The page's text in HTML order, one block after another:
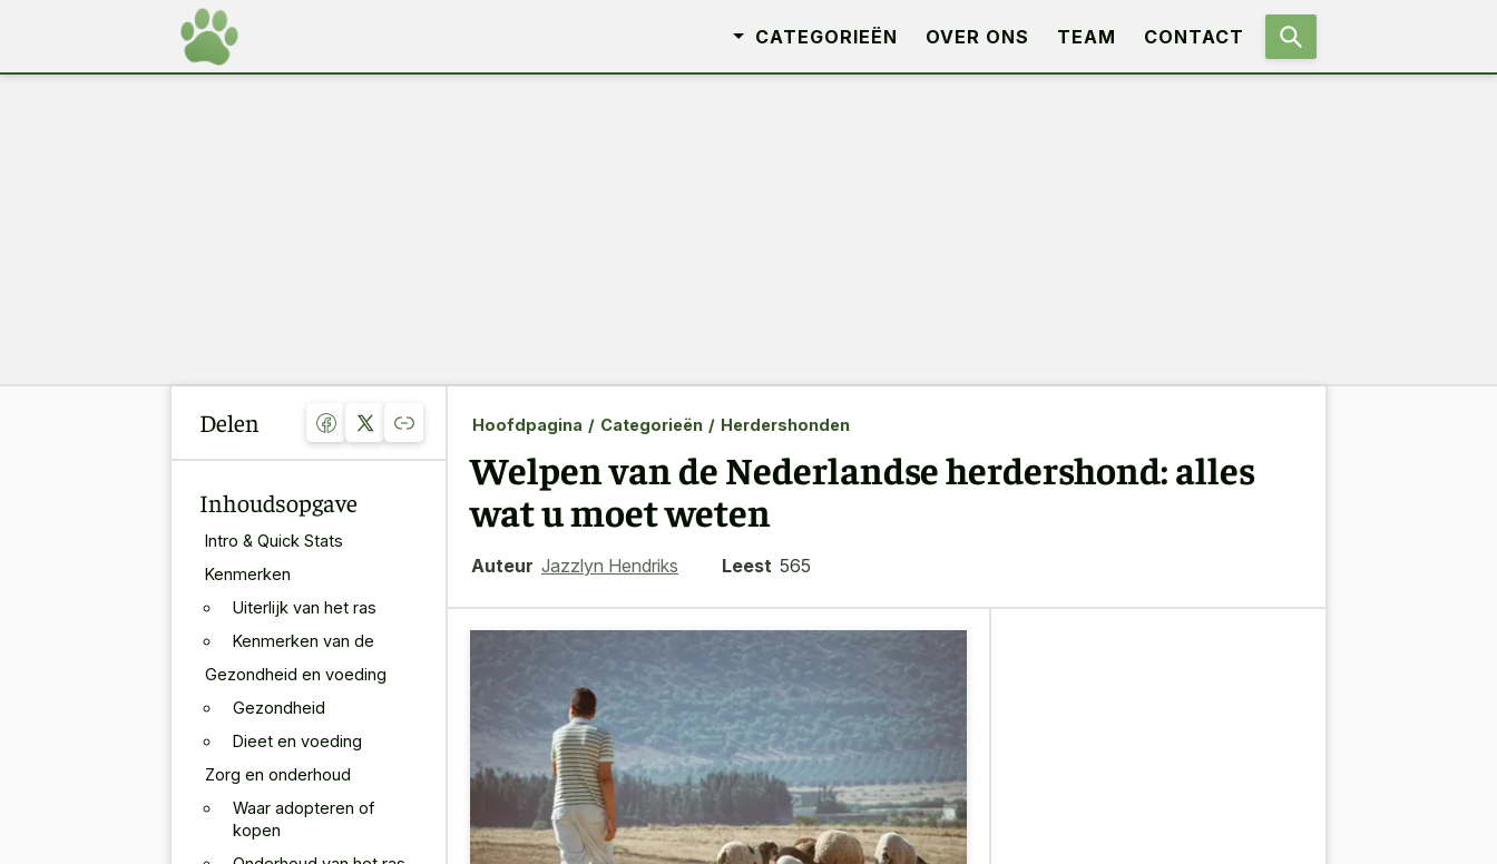
CATEGORIEËN OVER ONS TEAM CONTACT
Delen
Inhoudsopgave
Intro & Quick Stats
Kenmerken
Uiterlijk van het ras
Kenmerken van de
Gezondheid en voeding
Gezondheid
Dieet en voeding
Zorg en onderhoud
Waar adopteren of
kopen
Hoofdpagina / Categorieën / Herdershonden
Welpen van de Nederlandse herdershond: alles
wat u moet weten
Auteur Jazzlyn Hendriks Leest 565